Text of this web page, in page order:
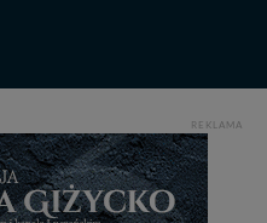
REKLAMA
Ci skasowanie
nie możemy tego